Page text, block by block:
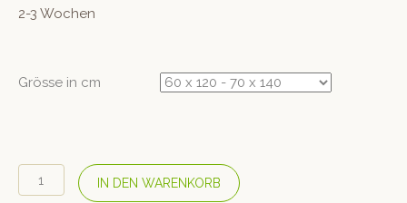
2-3 Wochen
Grösse in cm
COTONEA
Kinder
IN DEN WARENKORB